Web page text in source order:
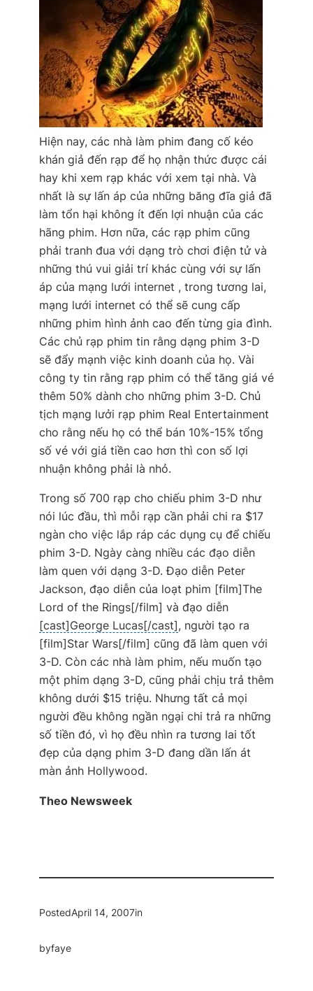
Hiện nay, các nhà làm phim đang cố kéo
khán giả đến rạp để họ nhận thức được cái
hay khi xem rạp khác với xem tại nhà. Và
nhất là sự lấn áp của những băng đĩa giả đã
làm tổn hại không ít đến lợi nhuận của các
hãng phim. Hơn nữa, các rạp phim cũng
phải tranh đua với dạng trò chơi điện tử và
những thú vui giải trí khác cùng với sự lấn
áp của mạng lưới internet , trong tương lai,
mạng lưới internet có thể sẽ cung cấp
những phim hình ảnh cao đến từng gia đình.
Các chủ rạp phim tin rằng dạng phim 3-D
sẽ đẩy mạnh việc kinh doanh của họ. Vài
công ty tin rằng rạp phim có thể tăng giá vé
thêm 50% dành cho những phim 3-D. Chủ
tịch mạng lưởi rạp phim Real Entertainment
cho rằng nếu họ có thể bán 10%-15% tổng
số vé với giá tiền cao hơn thì con số lợi
nhuận không phải là nhỏ.
Trong số 700 rạp cho chiếu phim 3-D như
nói lúc đầu, thì mỗi rạp cần phải chi ra $17
ngàn cho việc lắp ráp các dụng cụ để chiếu
phim 3-D. Ngày càng nhiều các đạo diễn
làm quen với dạng 3-D. Đạo diễn Peter
Jackson, đạo diễn của loạt phim [film]The
Lord of the Rings[/film] và đạo diễn
[cast]George Lucas[/cast], người tạo ra
[film]Star Wars[/film] cũng đã làm quen với
3-D. Còn các nhà làm phim, nếu muốn tạo
một phim dạng 3-D, cũng phải chịu trả thêm
không dưới $15 triệu. Nhưng tất cả mọi
người đều không ngần ngại chi trả ra những
số tiền đó, vì họ đều nhìn ra tương lai tốt
đẹp của dạng phim 3-D đang dần lấn át
màn ảnh Hollywood.
Theo Newsweek
PostedApril 14, 2007in
byfaye